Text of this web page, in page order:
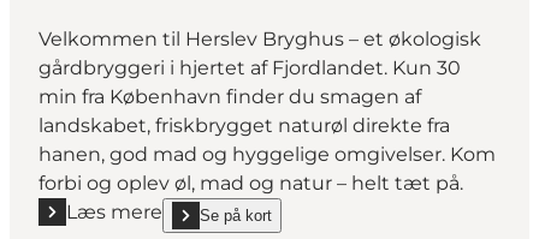
Velkommen til Herslev Bryghus – et økologisk
gårdbryggeri i hjertet af Fjordlandet. Kun 30
min fra København finder du smagen af
landskabet, friskbrygget naturøl direkte fra
hanen, god mad og hyggelige omgivelser. Kom
forbi og oplev øl, mad og natur – helt tæt på.
Læs mere
Læs mere "Herslev Bryghus – Økologisk
Se på kort
show Herslev Bryghus – Økologisk gårdbryggeri